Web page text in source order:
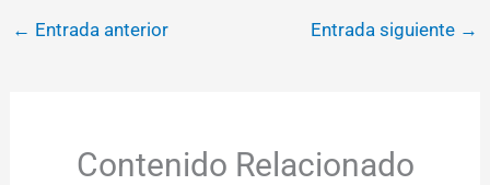
← Entrada anterior Entrada siguiente →
Contenido Relacionado